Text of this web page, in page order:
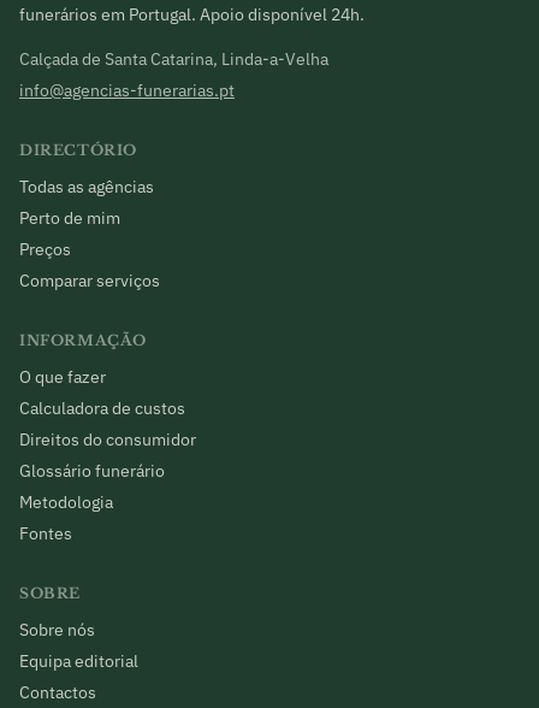
funerários em Portugal. Apoio disponível 24h.
Calçada de Santa Catarina, Linda-a-Velha
info@agencias-funerarias.pt
DIRECTÓRIO
Todas as agências
Perto de mim
Preços
Comparar serviços
INFORMAÇÃO
O que fazer
Calculadora de custos
Direitos do consumidor
Glossário funerário
Metodologia
Fontes
SOBRE
Sobre nós
Equipa editorial
Contactos